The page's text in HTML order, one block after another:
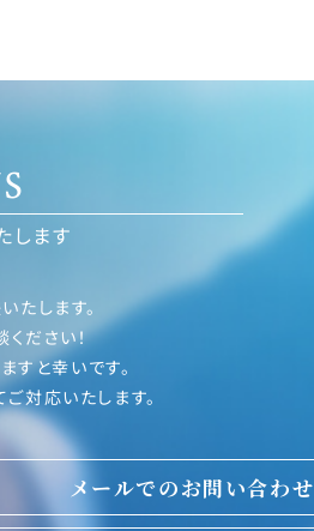
します
たします。
ださい！
すと幸いです。
対応いたします。
メールでのお問い合わせ